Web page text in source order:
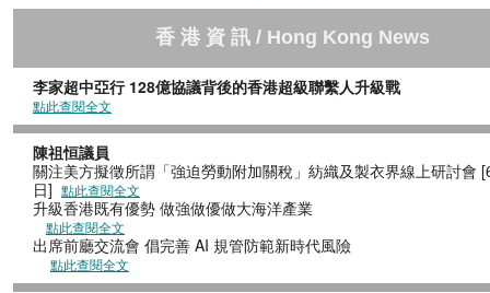
香 港 資 訊/ Hong Kong News
李家超中亞行 128億協議背後的香港超級聯繫人升級戰
點此查閱全文
陳祖恒議員
關注美方擬徵所謂「強迫勞動附加關稅」紡織及製衣界線上研討會
日] 點此查閱全文
升級香港既有優勢 做強做優做大海洋產業
點此查閱全文
出席前廳交流會 倡完善 AI 規管防範新時
點此查閱全文